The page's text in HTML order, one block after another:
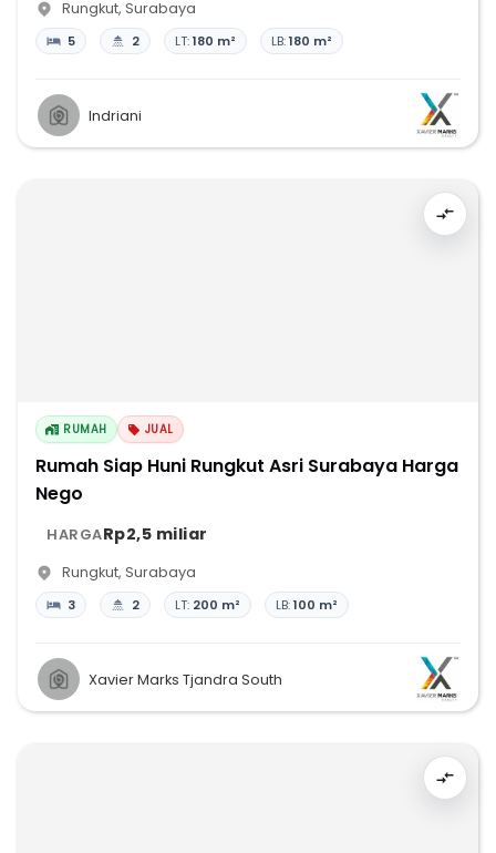
Rungkut, Surabaya
5 2 LT:180 m² LB:180 m²
Indriani
RUMAH JUAL
Rumah Siap Huni Rungkut Asri Surabaya Harga
Nego
HARGARp2,5 miliar
Rungkut, Surabaya
3 2 LT: 200 m² LB:100 m²
Xavier Marks Tjandra South